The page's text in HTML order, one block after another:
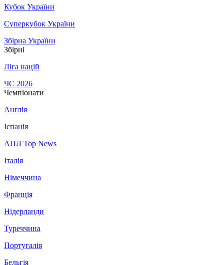
Кубок України
Суперкубок України
Збірна України
Збірні
Ліга націй
ЧС 2026
Чемпіонати
Англія
Іспанія
АПЛ Top News
Італія
Німеччина
Франція
Нідерланди
Туреччина
Португалія
Бельгія